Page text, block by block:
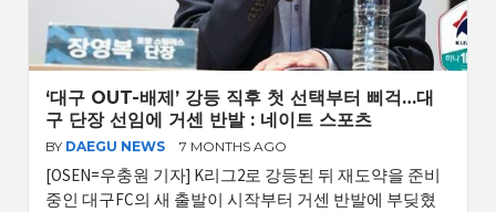
‘대구 OUT-배제’ 강등 직후 첫 선택부터 삐걱…대
구 단장 선임에 거센 반발 : 네이트 스포츠
BY DAEGU NEWS 7 MONTHS AGO
[OSEN=우충원 기자] K리그2로 강등된 뒤 재도약을 준비
중인 대구FC의 새 출발이 시작부터 거센 반발에 부딪혔